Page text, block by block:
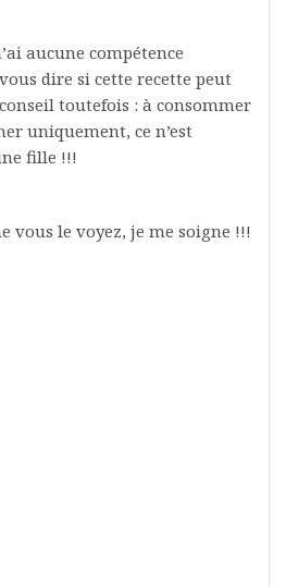
aucune compétence
dire si cette recette peut
toutefois : à consommer
uniquement, ce n’est
fille !!!
vous le voyez, je me soigne !!!